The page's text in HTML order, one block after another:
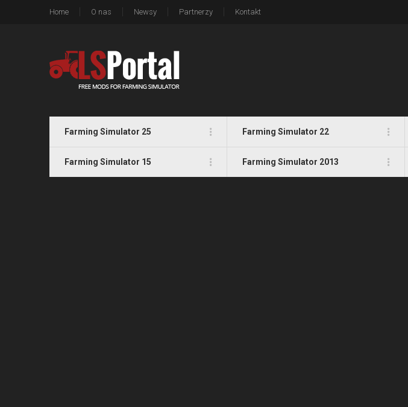
Home O nas Newsy Partnerzy Kontakt
Farming Simulator 25 Farming Simulator 22
Farming Simulator 15 Farming Simulator 2013